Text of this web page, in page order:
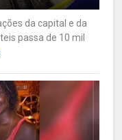
da capital e da
passa de 10 mil